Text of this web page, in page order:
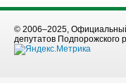
© 2006–2025,
депутатов Подпорожского